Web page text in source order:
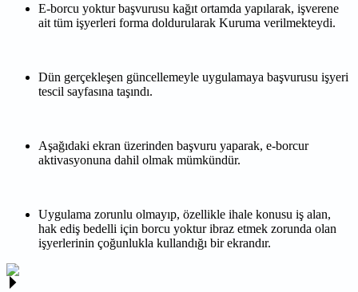
E-borcu yoktur başvurusu kağıt ortamda yapılarak, işverene
ait tüm işyerleri forma doldurularak Kuruma verilmekteydi.
Dün gerçekleşen güncellemeyle uygulamaya başvurusu işyeri
tescil sayfasına taşındı.
Aşağıdaki ekran üzerinden başvuru yaparak, e-borcur
aktivasyonuna dahil olmak mümkündür.
Uygulama zorunlu olmayıp, özellikle ihale konusu iş alan,
hak ediş bedelli için borcu yoktur ibraz etmek zorunda olan
işyerlerinin çoğunlukla kullandığı bir ekrandır.